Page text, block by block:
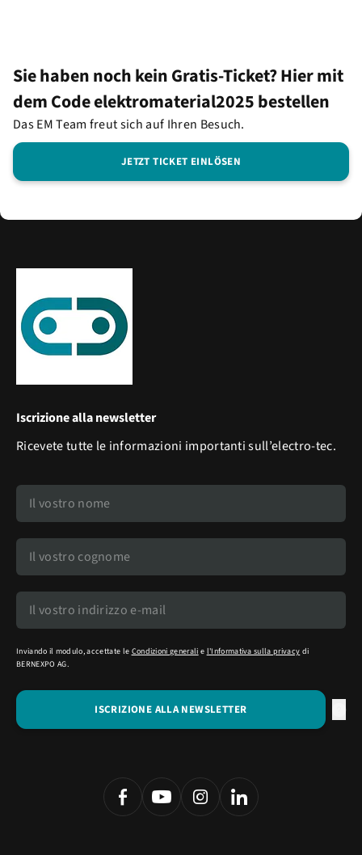
Sie haben noch kein Gratis-Ticket? Hier mit
dem Code elektromaterial2025 bestellen
Das EM Team freut sich auf Ihren Besuch.
JETZT TICKET EINLÖSEN
Iscrizione alla newsletter
Ricevete tutte le informazioni importanti sull’electro-tec.
Inviando il modulo, accettate le Condizioni generali e l'Informativa sulla privacy di
BERNEXPO AG.